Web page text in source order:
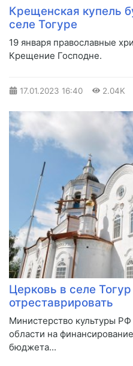
Крещенская купель
селе Тогуре
19 января православные
Крещение Господне.
17.01.2023 16:40 2.04K
Церковь в селе
отреставрировать
​Министерство культуры
области на
бюджета...